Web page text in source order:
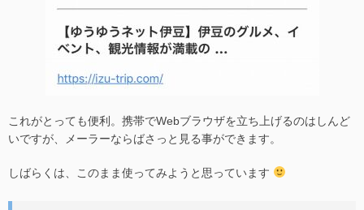
これがとっても便利。携帯でWebブラウザを立ち上げるのはしんど
いですが、メーラーならばさっと見る事ができます。
しばらくは、このまま使ってみようと思っています